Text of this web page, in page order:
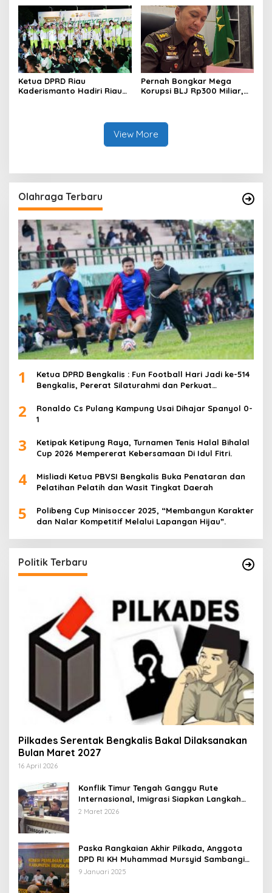
di SD IT Al-Fatih Duri
Men Riau Atas Kegiatan
Bakti Sosial Kesehatan Di
Bengkalis.
Ketua DPRD Riau
Kaderismanto Hadiri Riau
Pernah Bongkar Mega
Korupsi BLJ Rp300 Miliar,
View More
Olahraga Terbaru
1
Ketua DPRD Bengkalis : Fun Football Hari Jadi ke-514
Bengkalis, Pererat Silaturahmi dan Perkuat
2
Ronaldo Cs Pulang Kampung Usai Dihajar Spanyol 0-
1
3
Ketipak Ketipung Raya, Turnamen Tenis Halal Bihalal
Cup 2026 Mempererat Kebersamaan Di Idul Fitri.
4
Misliadi Ketua PBVSI Bengkalis Buka Penataran dan
Pelatihan Pelatih dan Wasit Tingkat Daerah
5
Polibeng Cup Minisoccer 2025, “Membangun Karakter
dan Nalar Kompetitif Melalui Lapangan Hijau”.
Politik Terbaru
Pilkades Serentak Bengkalis Bakal Dilaksanakan
Bulan Maret 2027
16 April 2026
Konflik Timur Tengah Ganggu Rute
Internasional, Imigrasi Siapkan Langkah
Antisipatif
2 Maret 2026
Paska Rangkaian Akhir Pilkada, Anggota
DPD RI KH Muhammad Mursyid Sambangi
KPU Bengkalis
9 Januari 2025